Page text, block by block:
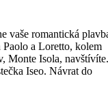
vaše romantická
Paolo a Loretto, kolem
Monte Isola, navštívíte.
Iseo. Návrat do